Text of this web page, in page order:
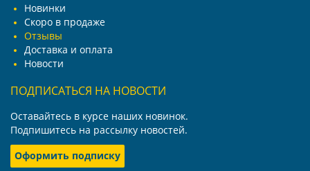
Новинки
Скоро в продаже
Отзывы
Доставка и оплата
Новости
ПОДПИСАТЬСЯ НА НОВОСТИ
Оставайтесь в курсе наших новинок.
Подпишитесь на рассылку новостей.
Оформить подписку